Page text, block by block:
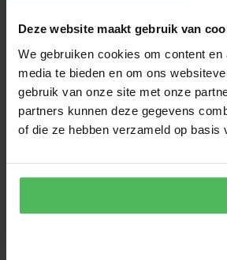
Deze website maakt gebruik van
We gebruiken cookies om content
media te bieden en om ons
gebruik van onze site met onze
partners kunnen deze gegevens
of die ze hebben verzameld op